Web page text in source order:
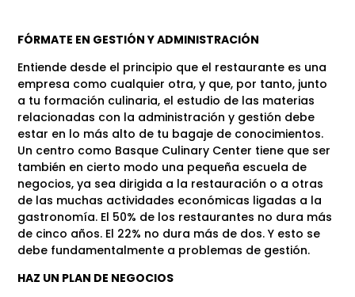
FÓRMATE EN GESTIÓN Y ADMINISTRACIÓN
Entiende desde el principio que el restaurante es una
empresa como cualquier otra, y que, por tanto, junto
a tu formación culinaria, el estudio de las materias
relacionadas con la administración y gestión debe
estar en lo más alto de tu bagaje de conocimientos.
Un centro como Basque Culinary Center tiene que ser
también en cierto modo una pequeña escuela de
negocios, ya sea dirigida a la restauración o a otras
de las muchas actividades económicas ligadas a la
gastronomía. El 50% de los restaurantes no dura más
de cinco años. El 22% no dura más de dos. Y esto se
debe fundamentalmente a problemas de gestión.
HAZ UN PLAN DE NEGOCIOS